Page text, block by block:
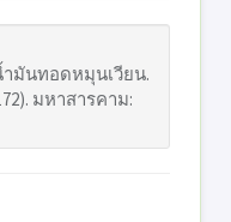
มันทอดหมุนเวียน.
มหาสารคาม: